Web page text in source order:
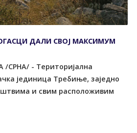
ДАЛИ СВОЈ МАКСИМУМ
/СРНА/ - Tериторијална
јединица Tребиње, заједно
и свим расположивим